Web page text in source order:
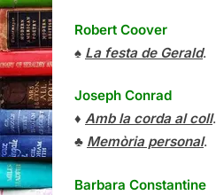
Robert Coover
♠ La festa de Gerald.
Joseph Conrad
♦ Amb la corda al coll.
♣ Memòria personal.
Barbara Constantine